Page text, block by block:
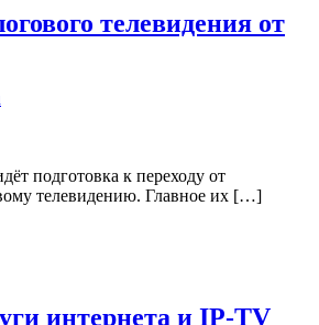
телевидения от
подготовка к переходу от
телевидению. Главное их […]
интернета и IP-TV